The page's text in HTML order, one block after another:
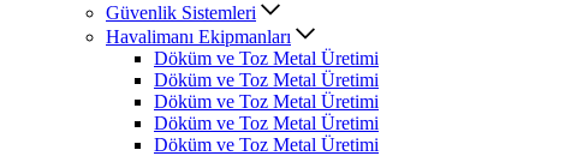
Güvenlik Sistemleri
Havalimanı Ekipmanları
Döküm ve Toz Metal Üretimi
Döküm ve Toz Metal Üretimi
Döküm ve Toz Metal Üretimi
Döküm ve Toz Metal Üretimi
Döküm ve Toz Metal Üretimi